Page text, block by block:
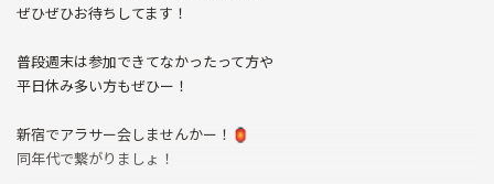
ぜひぜひお待ちしてます！
普段週末は参加できてなかったって方や
平日休み多い方もぜひー！
新宿でアラサー会しませんかー！🏮
同年代で繋がりましょ！